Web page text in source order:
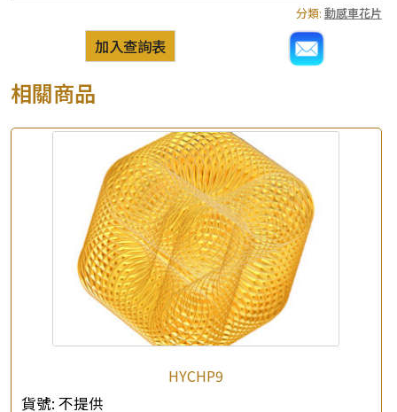
×
*
分類: 動感車花片
加入查詢表
相關商品
HYCHP9
貨號: 不提供